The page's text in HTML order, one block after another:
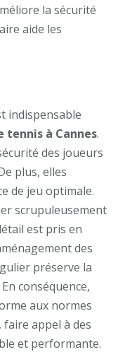
la sécurité
aide les
indispensable
à Cannes.
des joueurs
plus, elles
de jeu optimale.
scrupuleusement
est pris en
des
préserve la
conséquence,
aux normes
appel à des
et performante.